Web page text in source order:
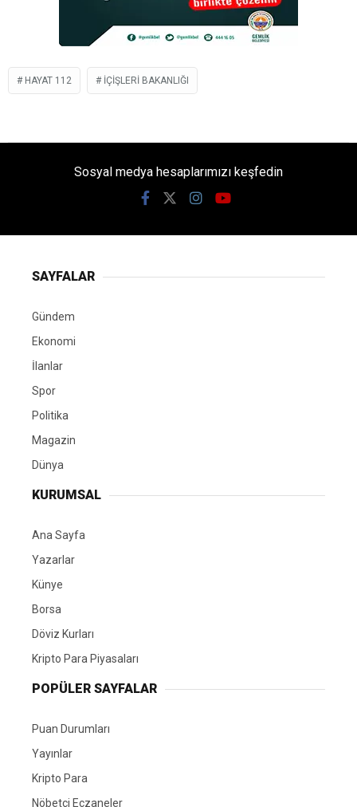
HAYAT 112 IÇIŞLERI BAKANLIĞI
Sosyal medya hesaplarımızı keşfedin
SAYFALAR
Gündem
Ekonomi
İlanlar
Spor
Politika
Magazin
Dünya
KURUMSAL
Ana Sayfa
Yazarlar
Künye
Borsa
Döviz Kurları
Kripto Para Piyasaları
POPÜLER SAYFALAR
Puan Durumları
Yayınlar
Kripto Para
Nöbetçi Eczaneler